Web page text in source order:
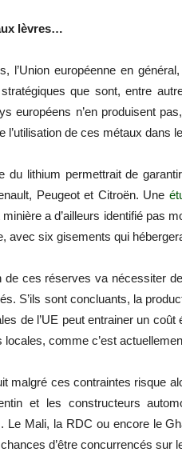
lèvres…
l’Union européenne en
stratégiques que sont, entre
européens n’en produisent
l’utilisation de ces métaux dans
du lithium permettrait de
Peugeot et Citroën. Une
a d’ailleurs identifié pas
avec six gisements qui
de ces réserves va nécessiter
S’ils sont concluants, la
de l’UE peut entrainer un
locales, comme c’est
malgré ces contraintes risque
et les constructeurs
Le Mali, la RDC ou encore le
d’être concurrencés sur